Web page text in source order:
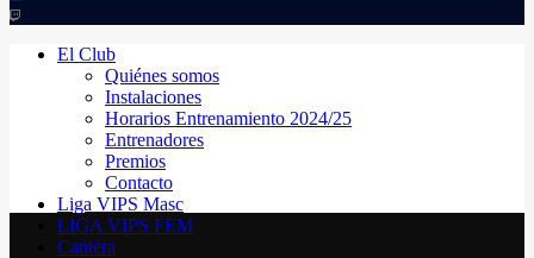
El Club
Quiénes somos
Instalaciones
Horarios Entrenamiento 2024/25
Entrenadores
Premios
Contacto
Liga VIPS Masc
LIGA VIPS FEM
Cantera